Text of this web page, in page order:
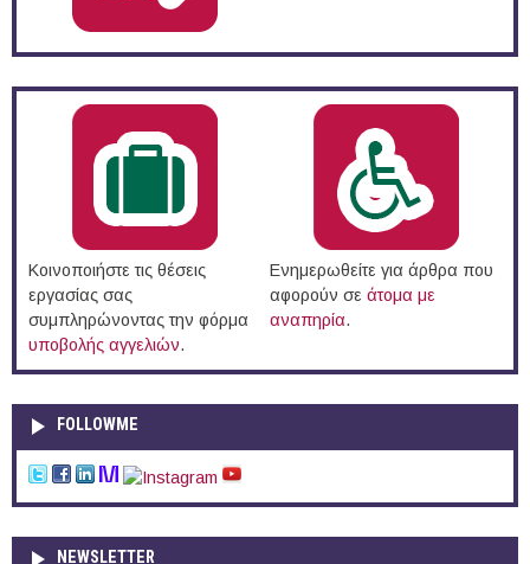
Κοινοποιήστε τις θέσεις
εργασίας σας
συμπληρώνοντας την φόρμα
υποβολής αγγελιών.
Ενημερωθείτε για άρθρα που
αφορούν σε άτομα με
αναπηρία.
FOLLOWME
NEWSLETTER